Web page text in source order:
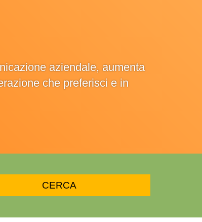
aziendale, aumenta
che preferisci e in